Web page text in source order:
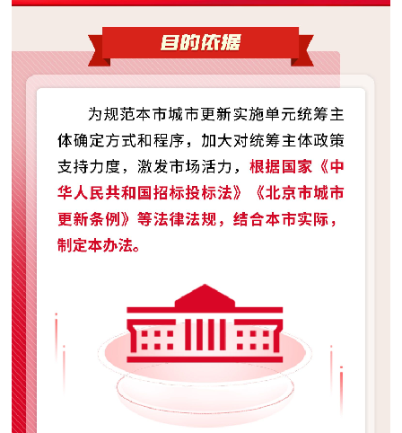
北京概况 十六区概览 人文北京
绿色北京 图说北京 视频北京
多语种
ENGLISH 한국어 日本語
FRANÇAIS
ESPAÑOL PORTUGUÊS